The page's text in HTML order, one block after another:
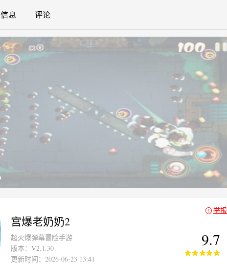
信息 评论
宫爆老奶奶2
9.7
超火爆弹幕冒险手游
版本：V2.1.30
更新时间：2026-06-23 13:41
举报